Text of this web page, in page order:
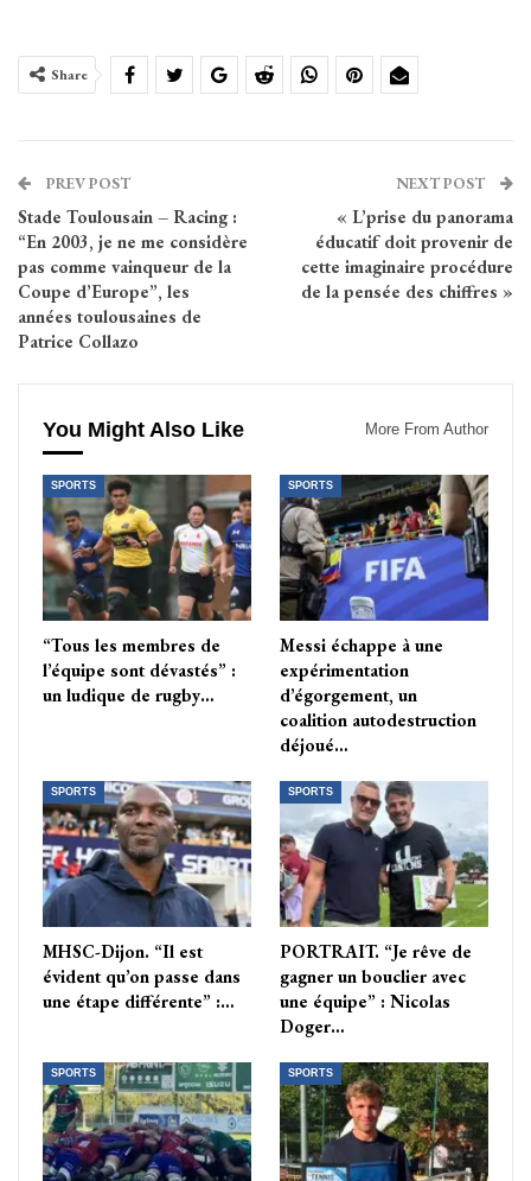
Share
PREV POST
Stade Toulousain – Racing :
“En 2003, je ne me considère
pas comme vainqueur de la
Coupe d’Europe”, les
années toulousaines de
Patrice Collazo
NEXT POST
« L’prise du panorama
éducatif doit provenir de
cette imaginaire procédure
de la pensée des chiffres »
You Might Also Like More From Author
SPORTS
“Tous les membres de
l’équipe sont dévastés” :
un ludique de rugby…
SPORTS
Messi échappe à une
expérimentation
d’égorgement, un
coalition autodestruction
déjoué…
SPORTS
MHSC-Dijon. “Il est
évident qu’on passe dans
une étape différente” :…
SPORTS
PORTRAIT. “Je rêve de
gagner un bouclier avec
une équipe” : Nicolas
Doger…
SPORTS SPORTS